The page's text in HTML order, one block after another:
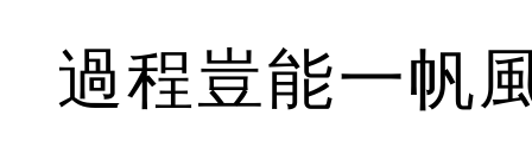
過程豈能一帆